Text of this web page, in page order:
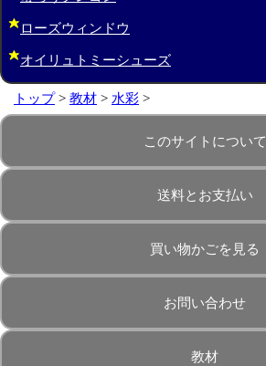
ローズウィンドウ
オイリュトミーシューズ
トップ> 教材 > 水彩 >
このサイトについて
送料とお支払い
買い物かごを見る
お問い合わせ
教材